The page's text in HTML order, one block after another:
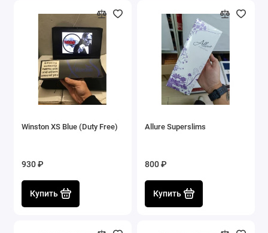
Winston XS Blue (Duty Free)
930 ₽
Купить
Allure Superslims
800 ₽
Купить